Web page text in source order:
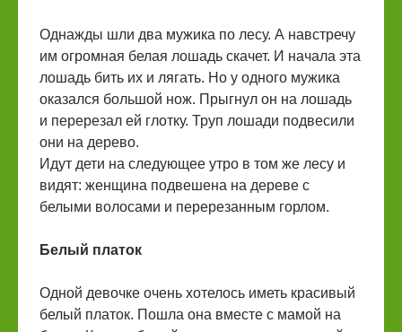
Однажды шли два мужика по лесу. А навстречу
им огромная белая лошадь скачет. И начала эта
лошадь бить их и лягать. Но у одного мужика
оказался большой нож. Прыгнул он на лошадь
и перерезал ей глотку. Труп лошади подвесили
они на дерево.
Идут дети на следующее утро в том же лесу и
видят: женщина подвешена на дереве с
белыми волосами и перерезанным горлом.
Белый платок
Одной девочке очень хотелось иметь красивый
белый платок. Пошла она вместе с мамой на